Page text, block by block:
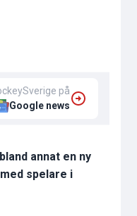
på
Google news
annat en ny
spelare i